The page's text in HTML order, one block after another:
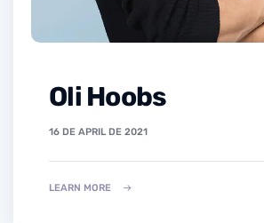
Oli Hoobs
16 DE APRIL DE 2021
LEARN MORE